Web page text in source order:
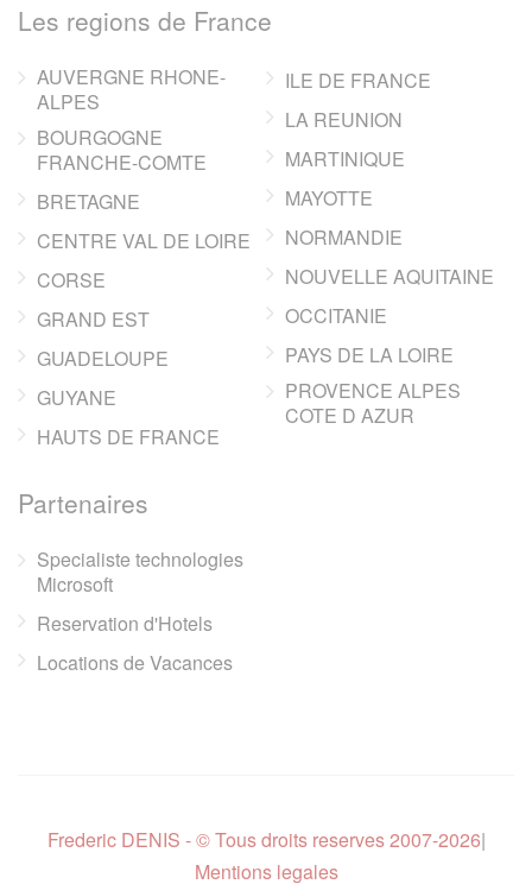
Les regions de France
AUVERGNE RHONE-
ALPES
BOURGOGNE
FRANCHE-COMTE
BRETAGNE
CENTRE VAL DE LOIRE
CORSE
GRAND EST
GUADELOUPE
GUYANE
HAUTS DE FRANCE
ILE DE FRANCE
LA REUNION
MARTINIQUE
MAYOTTE
NORMANDIE
NOUVELLE AQUITAINE
OCCITANIE
PAYS DE LA LOIRE
PROVENCE ALPES
COTE D AZUR
Partenaires
Specialiste technologies
Microsoft
Reservation d'Hotels
Locations de Vacances
Frederic DENIS - © Tous droits reserves 2007-2026|
Mentions legales